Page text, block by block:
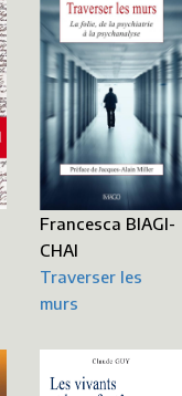
Francesca BIAGI-
CHAI
Traverser les
murs